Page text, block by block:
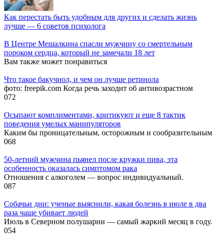
Как перестать быть удобным для других и сделать жизнь
лучше — 6 советов психолога
В Центре Мешалкина спасли мужчину со смертельным
пороком сердца, который не замечали 18 лет
Вам также может понравиться
Что такое бакучиол, и чем он лучше ретинола
фото: freepik.com Когда речь заходит об антивозрастном
072
Осыпают комплиментами, критикуют и еще 8 тактик
поведения умелых манипуляторов
Каким бы проницательным, осторожным и сообразительным
068
50-летний мужчина пьянел после кружки пива, эта
особенность оказалась симптомом рака
Отношения с алкоголем — вопрос индивидуальный.
087
Собачьи дни: ученые выяснили, какая болезнь в июле в два
раза чаще убивает людей
Июль в Северном полушарии — самый жаркий месяц в году.
054